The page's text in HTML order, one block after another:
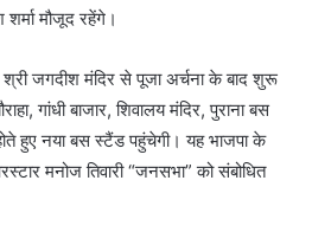
शर्मा मौजूद रहेंगे।
जगदीश मंदिर से पूजा अर्चना के बाद शुरू
गांधी बाजार, शिवालय मंदिर, पुराना बस
हुए नया बस स्टैंड पहुंचेगी। यह भाजपा के
मनोज तिवारी “जनसभा” को संबोधित